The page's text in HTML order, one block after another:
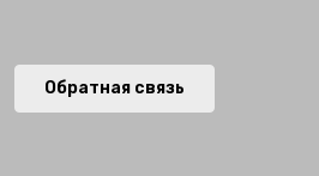
Обратная связь